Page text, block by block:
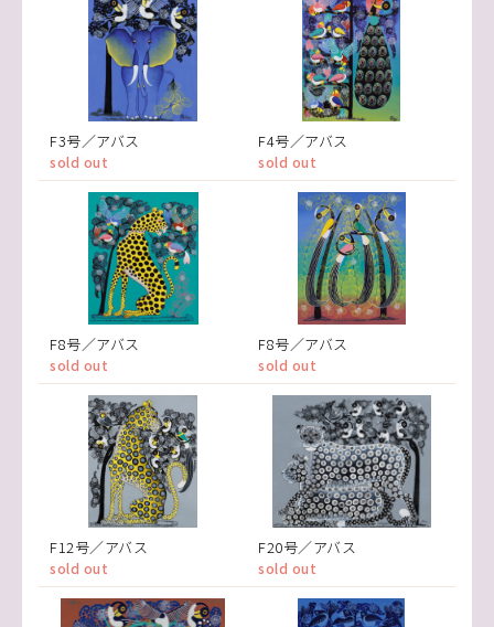
F3号／アバス
sold out
F4号／アバス
sold out
F8号／アバス
sold out
F8号／アバス
sold out
F12号／アバス
sold out
F20号／アバス
sold out